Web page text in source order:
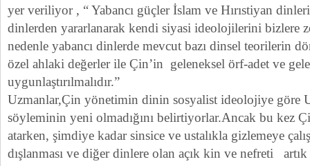
yer veriliyor , “ Yabancı güçler İslam ve Hırıstiyan dinleri
dinlerden yararlanarak kendi siyasi ideolojilerini bizlere
nedenle yabancı dinlerde mevcut bazı dinsel teorilerin
özel ahlaki değerler ile Çin’in geleneksel örf-adet ve
uygunlaştırılmalıdır.”
Uzmanlar,Çin yönetimin dinin sosyalist ideolojiye göre
söyleminin yeni olmadığını belirtiyorlar.Ancak bu kez
atarken, şimdiye kadar sinsice ve ustalıkla gizlemeye
dışlanması ve diğer dinlere olan açık kin ve nefreti